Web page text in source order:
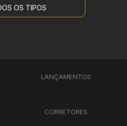
OS TIPOS
LANÇAMENTOS
CORRETORES